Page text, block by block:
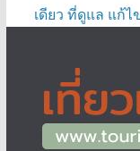
เดียว ที่ดูแล แก้